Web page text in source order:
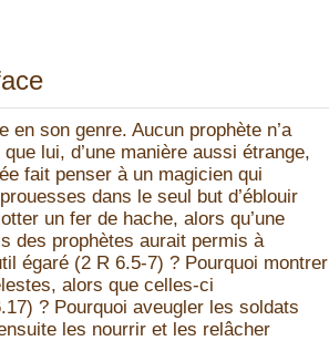
en son genre. Aucun prophète n’a
lui, d’une manière aussi étrange,
fait penser à un magicien qui
dans le seul but d’éblouir
un fer de hache, alors qu’une
des prophètes aurait permis à
égaré (2 R 6.5-7) ? Pourquoi montrer
alors que celles-ci
? Pourquoi aveugler les soldats
les nourrir et les relâcher